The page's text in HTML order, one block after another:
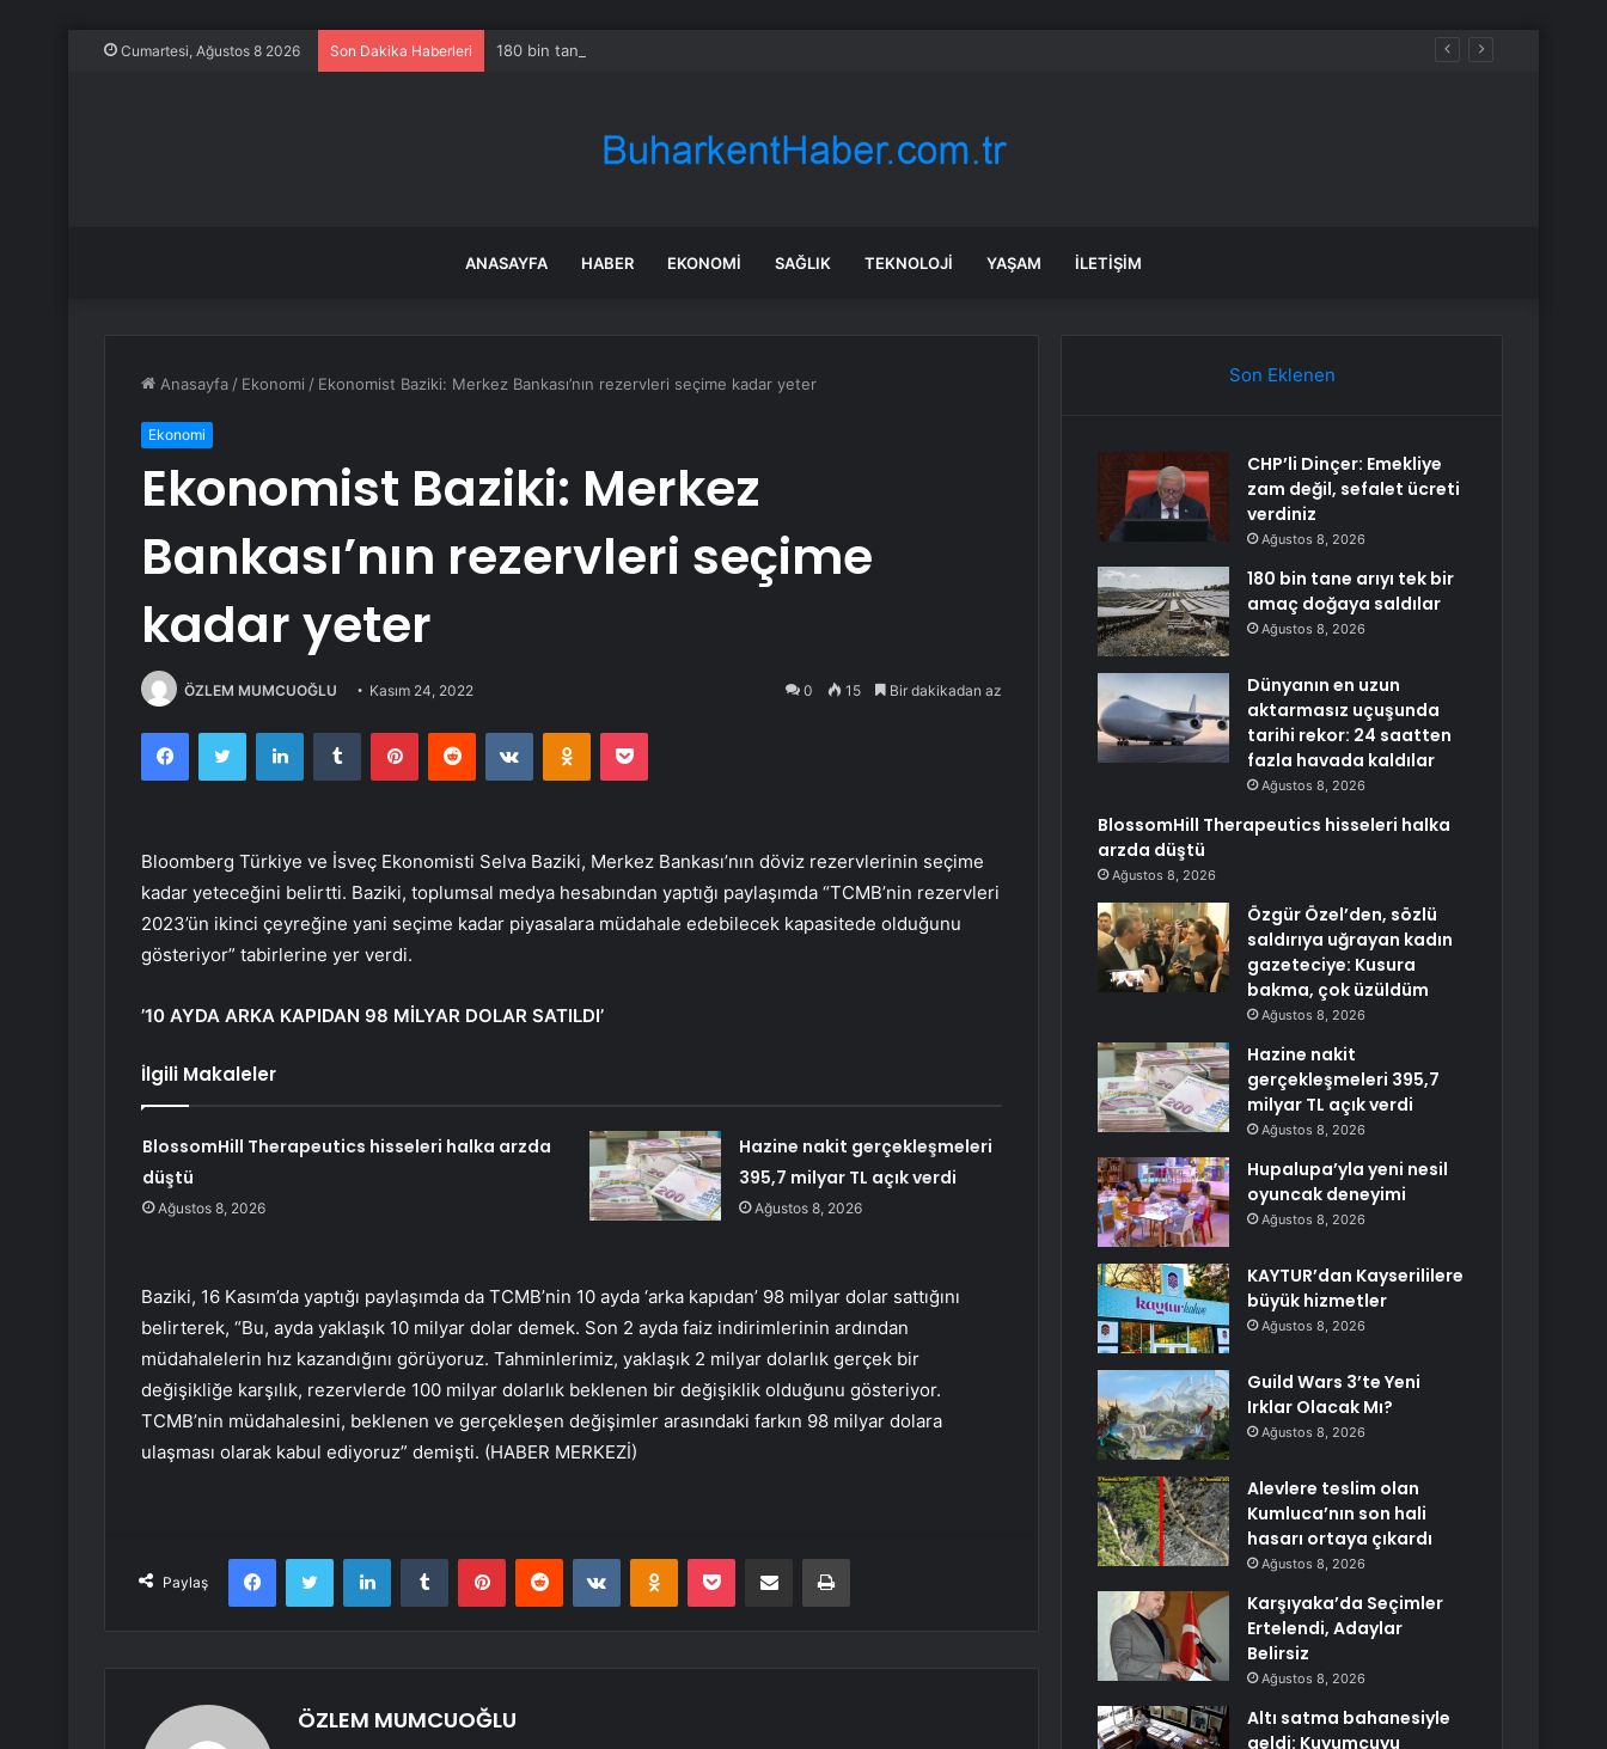
Cumartesi, Ağustos 8 2026 Son Dakika Haberleri 180 bin tane arıyı tek bir amaç doğaya saldılar
ANASAYFA HABER EKONOMI SAĞLIK TEKNOLOJI YAŞAM İLETIŞIM
Anasayfa / Ekonomi / Ekonomist Baziki: Merkez Bankası’nın rezervleri seçime kadar yeter
Ekonomi
Ekonomist Baziki: Merkez
Bankası’nın rezervleri seçime
kadar yeter
ÖZLEM MUMCUOĞLU Kasım 24, 2022 0 15 Bir dakikadan az
FacebookTwitter LinkedInTumblr PinterestReddit VKontakteOdnoklassniki
Pocket
Bloomberg Türkiye ve İsveç Ekonomisti Selva Baziki, Merkez Bankası’nın döviz rezervlerinin seçime
kadar yeteceğini belirtti. Baziki, toplumsal medya hesabından yaptığı paylaşımda “TCMB’nin rezervleri
2023’ün ikinci çeyreğine yani seçime kadar piyasalara müdahale edebilecek kapasitede olduğunu
gösteriyor” tabirlerine yer verdi.
’10 AYDA ARKA KAPIDAN 98 MİLYAR DOLAR SATILDI’
İlgili Makaleler
BlossomHill Therapeutics hisseleri halka arzda
düştü
Ağustos 8, 2026
Hazine nakit gerçekleşmeleri
395,7 milyar TL açık verdi
Ağustos 8, 2026
Baziki, 16 Kasım’da yaptığı paylaşımda da TCMB’nin 10 ayda ‘arka kapıdan’ 98 milyar dolar sattığını
belirterek, “Bu, ayda yaklaşık 10 milyar dolar demek. Son 2 ayda faiz indirimlerinin ardından
müdahalelerin hız kazandığını görüyoruz. Tahminlerimiz, yaklaşık 2 milyar dolarlık gerçek bir
değişikliğe karşılık, rezervlerde 100 milyar dolarlık beklenen bir değişiklik olduğunu gösteriyor.
TCMB’nin müdahalesini, beklenen ve gerçekleşen değişimler arasındaki farkın 98 milyar dolara
ulaşması olarak kabul ediyoruz” demişti. (HABER MERKEZİ)
Paylaş
FacebookTwitter LinkedInTumblr PinterestReddit VKontakteOdnoklassniki
Pocket E-Posta ile paylaş Yazdır
ÖZLEM MUMCUOĞLU
Son Eklenen
CHP’li Dinçer: Emekliye
zam değil, sefalet ücreti
verdiniz
Ağustos 8, 2026
180 bin tane arıyı tek bir
amaç doğaya saldılar
Ağustos 8, 2026
Dünyanın en uzun
aktarmasız uçuşunda
tarihi rekor: 24 saatten
fazla havada kaldılar
Ağustos 8, 2026
BlossomHill Therapeutics hisseleri halka
arzda düştü
Ağustos 8, 2026
Özgür Özel’den, sözlü
saldırıya uğrayan kadın
gazeteciye: Kusura
bakma, çok üzüldüm
Ağustos 8, 2026
Hazine nakit
gerçekleşmeleri 395,7
milyar TL açık verdi
Ağustos 8, 2026
Hupalupa’yla yeni nesil
oyuncak deneyimi
Ağustos 8, 2026
KAYTUR’dan Kayserililere
büyük hizmetler
Ağustos 8, 2026
Guild Wars 3’te Yeni
Irklar Olacak Mı?
Ağustos 8, 2026
Alevlere teslim olan
Kumluca’nın son hali
hasarı ortaya çıkardı
Ağustos 8, 2026
Karşıyaka’da Seçimler
Ertelendi, Adaylar
Belirsiz
Ağustos 8, 2026
Altı satma bahanesiyle
geldi: Kuyumcuyu